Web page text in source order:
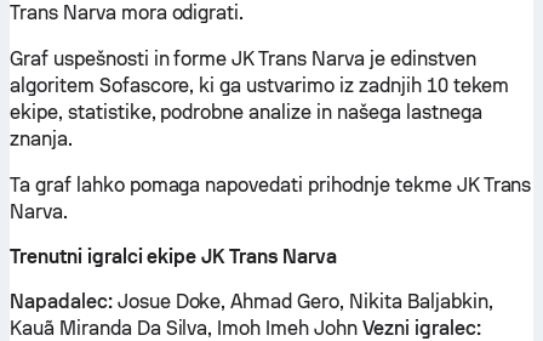
Trans Narva mora odigrati.
Graf uspešnosti in forme JK Trans Narva je edinstven
algoritem Sofascore, ki ga ustvarimo iz zadnjih 10 tekem
ekipe, statistike, podrobne analize in našega lastnega
znanja.
Ta graf lahko pomaga napovedati prihodnje tekme JK Trans
Narva.
Trenutni igralci ekipe JK Trans Narva
Napadalec:Josue Doke, Ahmad Gero, Nikita Baljabkin,
Kauã Miranda Da Silva, Imoh Imeh John Vezni igralec: